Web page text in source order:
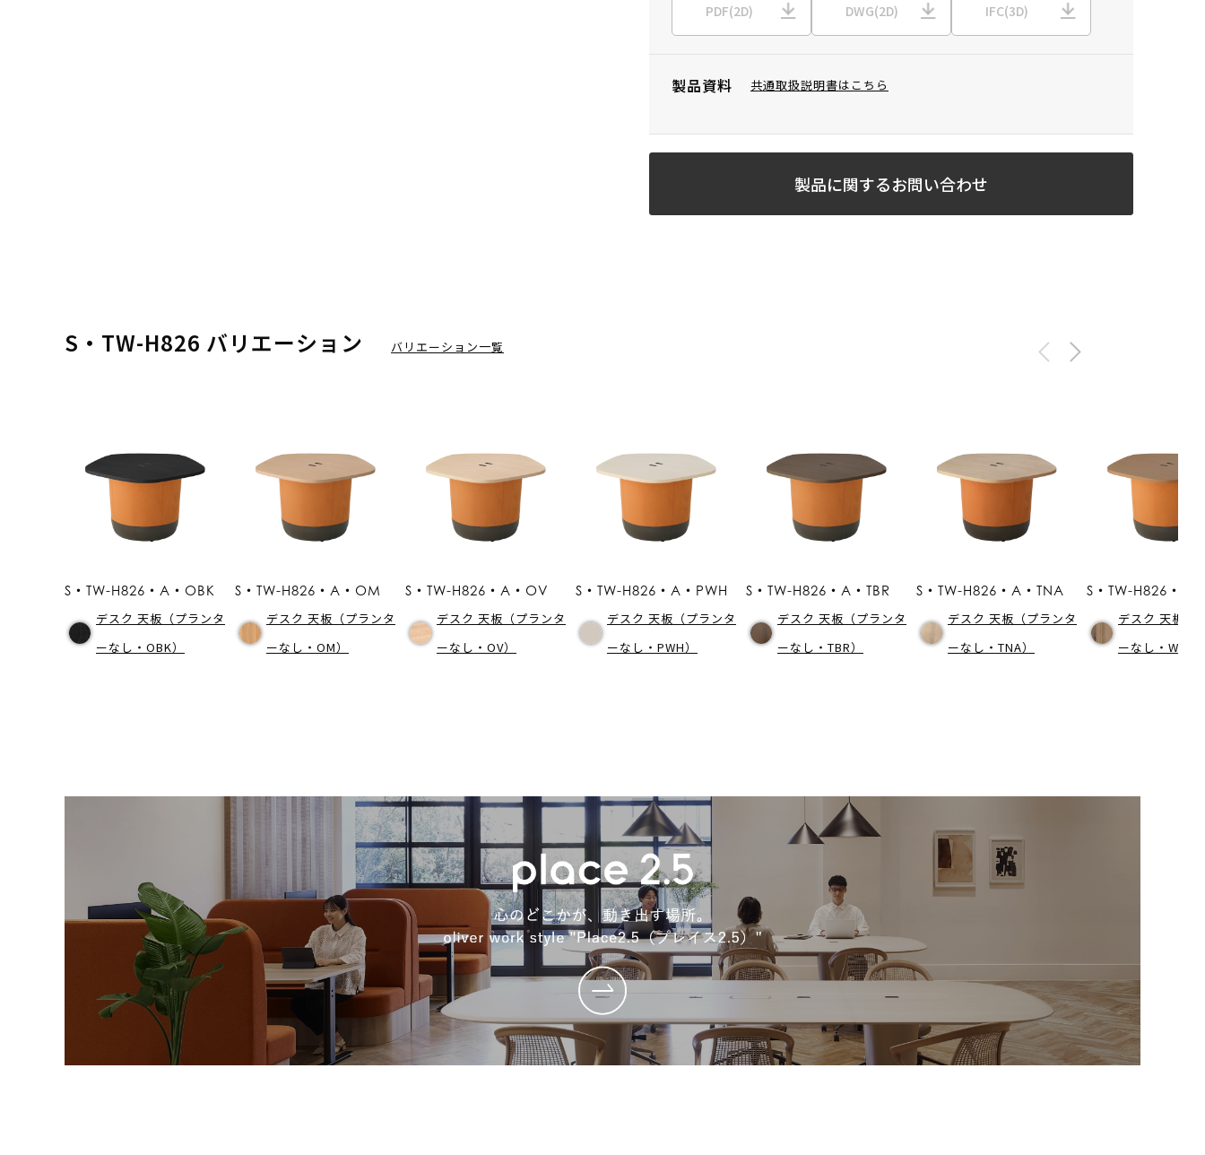
PDF(2D) DWG(2D) IFC(3D)
製品資料 共通取扱説明書はこちら
製品に関するお問い合わせ
S・TW-H826 バリエーション バリエーション一覧
S・TW-H826・A・OBK
デスク 天板（プランタ
ーなし・OBK）
S・TW-H826・A・OM
デスク 天板（プランタ
ーなし・OM）
S・TW-H826・A・OV
デスク 天板（プランタ
ーなし・OV）
S・TW-H826・A・PWH
デスク 天板（プランタ
ーなし・PWH）
S・TW-H826・A・TBR
デスク 天板（プランタ
ーなし・TBR）
S・TW-H826・A・TNA
デスク 天板（プランタ
ーなし・TNA）
S・TW-H826・A
デスク 天板（
ーなし・WNV